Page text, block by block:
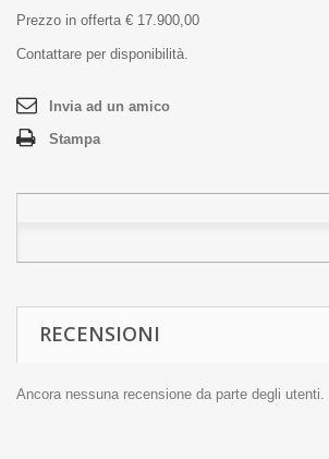
Prezzo in offerta € 17.900,00
Contattare per disponibilità.
Invia ad un amico
Stampa
RECENSIONI
Ancora nessuna recensione da parte degli utenti.